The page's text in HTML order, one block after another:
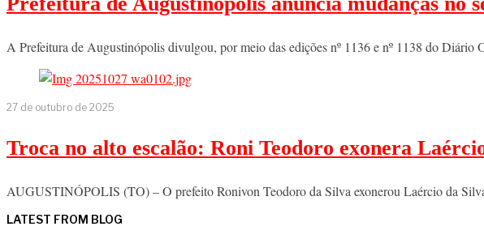
A Prefeitura de Augustinópolis divulgou, por meio das edições nº 1136 e nº 1138 do
27 de outubro de 2025
Troca no alto escalão: Roni Teodoro exonera
AUGUSTINÓPOLIS (TO) – O prefeito Ronivon Teodoro da Silva exonerou Laércio da
LATEST FROM BLOG